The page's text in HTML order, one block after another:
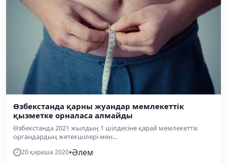
Өзбекстанда қарны жуандар мемлекеттік
қызметке орналаса алмайды
Өзбекстанда 2021 жылдың 1 шілдесіне қарай мемлекеттік
органдардың жетекшілері мен...
20 қараша 2020•Әлем